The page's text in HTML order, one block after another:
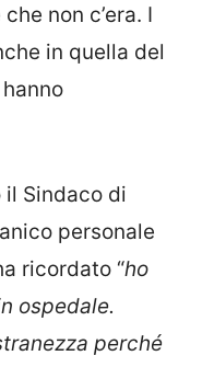
non c’era. I
in quella del
il Sindaco di
personale
ricordato “ho
ospedale.
perché